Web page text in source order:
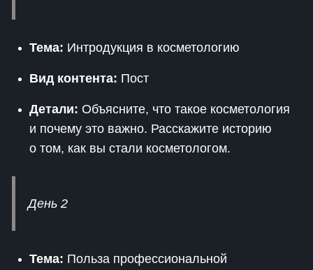
Тема: Интродукция в косметологию
Вид контента: Пост
Детали: Объясните, что такое косметология
и почему это важно. Расскажите историю
о том, как вы стали косметологом.
День 2
Тема: Польза профессиональной